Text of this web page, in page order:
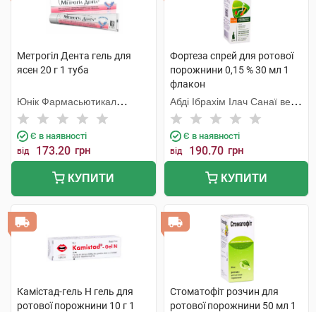
Метрогіл Дента гель для
ясен 20 г 1 туба
Юнік Фармасьютикал
Лабораторіз
Є в наявності
від 173.20 грн
КУПИТИ
Фортеза спрей для ротової
порожнини 0,15 % 30 мл 1
флакон
Абді Ібрахім Ілач Санаї ве
Тіджарет
Є в наявності
від 190.70 грн
КУПИТИ
Камістад-гель Н гель для
ротової порожнини 10 г 1
Стоматофіт розчин для
ротової порожнини 50 мл 1